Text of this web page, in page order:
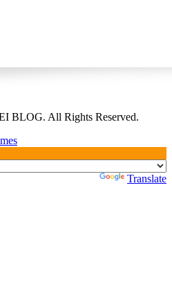
BLOG. All Rights Reserved.
Translate